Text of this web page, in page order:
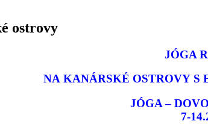
ostrovy
JÓGA
NA KANÁRSKÉ OSTROVY S
JÓGA –
7-